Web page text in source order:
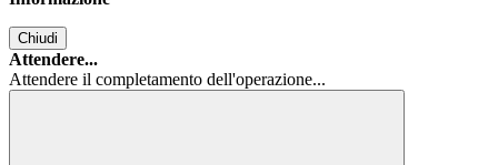
Chiudi
Attendere...
Attendere il completamento dell'operazione...